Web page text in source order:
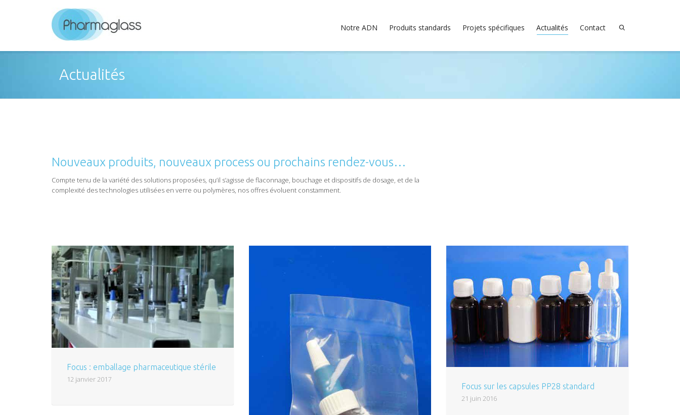
Notre ADN Produits standards Projets spécifiques Actualités Contact
Actualités
Nouveaux produits, nouveaux process ou prochains rendez-vous…
Compte tenu de la variété des solutions proposées, qu’il s’agisse de flaconnage, bouchage et dispositifs de dosage, et de la
complexité des technologies utilisées en verre ou polymères, nos offres évoluent constamment.
Focus : emballage pharmaceutique stérile
12 janvier 2017
Focus sur les capsules PP28 standard
21 juin 2016